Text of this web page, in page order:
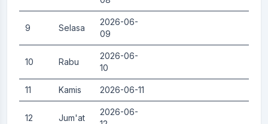
9 Selasa
2026-06-
09
10 Rabu
2026-06-
10
11 Kamis 2026-06-11
12 Jum'at
2026-06-